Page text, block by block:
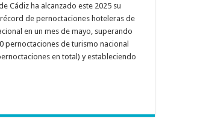
Cádiz ha alcanzado este 2025 su
de pernoctaciones hoteleras de
en un mes de mayo, superando
pernoctaciones de turismo nacional
en total) y estableciendo